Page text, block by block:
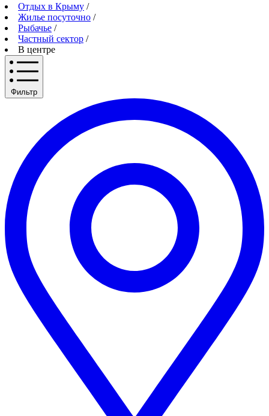
Отдых в Крыму /
Жилье посуточно /
Рыбачье /
Частный сектор /
В центре
Фильтр